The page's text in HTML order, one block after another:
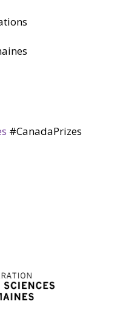
#CanadaPrizes